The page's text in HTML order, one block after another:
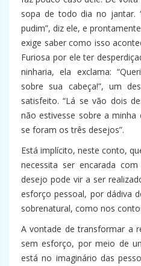
sopa de todo dia no jantar.
pudim”, diz ele, e
exige saber como isso
Furiosa por ele ter
ninharia, ela exclama:
sobre sua cabeça!”, um
satisfeito. “Lá se vão dois
não estivesse sobre a minha
se foram os três desejos”.
Está implícito, neste conto,
necessita ser encarada
desejo pode vir a ser
esforço pessoal, por dádiva
sobrenatural, como nos
A vontade de transformar a
sem esforço, por meio de
está no imaginário das